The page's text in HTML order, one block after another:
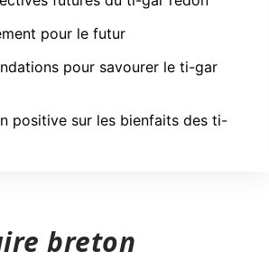
pour le futur
pour savourer le ti-gar
positive sur les bienfaits des ti-
breton